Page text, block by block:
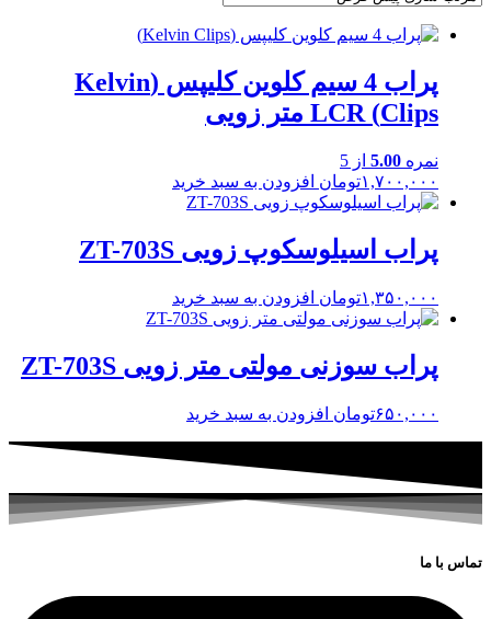
پراب 4 سیم کلوین کلیپس (Kelvin
Clips) LCR متر زویی
نمره 5.00 از 5
۱,۷۰۰,۰۰۰تومان افزودن به سبد خرید
پراب اسیلوسکوپ زویی ZT-703S
۱,۳۵۰,۰۰۰تومان افزودن به سبد خرید
پراب سوزنی مولتی متر زویی ZT-703S
۶۵۰,۰۰۰تومان افزودن به سبد خرید
تماس با ما